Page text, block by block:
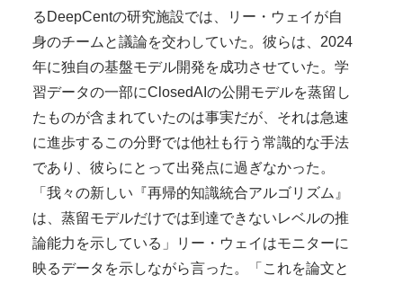
るDeepCentの研究施設では、リー・ウェイが自
身のチームと議論を交わしていた。彼らは、2024
年に独自の基盤モデル開発を成功させていた。学
習データの一部にClosedAIの公開モデルを蒸留し
たものが含まれていたのは事実だが、それは急速
に進歩するこの分野では他社も行う常識的な手法
であり、彼らにとって出発点に過ぎなかった。
「我々の新しい『再帰的知識統合アルゴリズム』
は、蒸留モデルだけでは到達できないレベルの推
論能力を示している」リー・ウェイはモニターに
映るデータを示しながら言った。「これを論文と